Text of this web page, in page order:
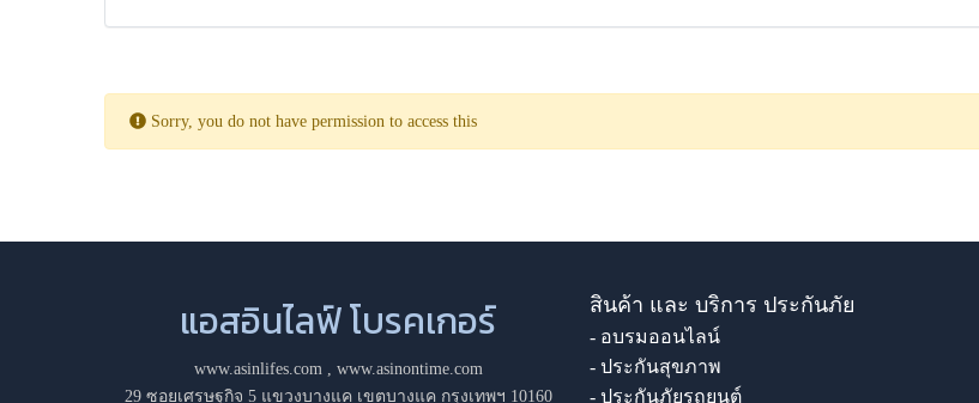
Sorry, you do not have permission to access this
แอสอินไลฟ์ โบรคเกอร์
www.asinlifes.com, www.asinontime.com
29 ซอยเศรษฐกิจ 5 แขวงบางแค เขตบางแค กรุงเทพฯ 10160
สินค้า และ บริการ ประกันภัย
- อบรมออนไลน์
- ประกันสุขภาพ
- ประกันภัยรถยนต์